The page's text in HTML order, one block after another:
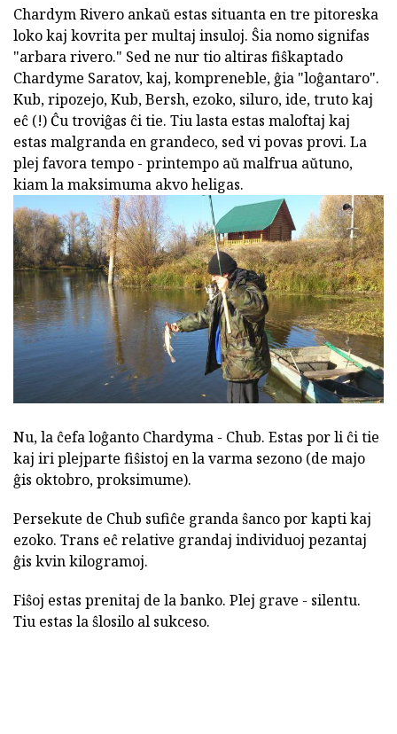
Chardym Rivero ankaŭ estas situanta en tre pitoreska
loko kaj kovrita per multaj insuloj. Ŝia nomo signifas
"arbara rivero." Sed ne nur tio altiras fiŝkaptado
Chardyme Saratov, kaj, kompreneble, ĝia "loĝantaro".
Kub, ripozejo, Kub, Bersh, ezoko, siluro, ide, truto kaj
eĉ (!) Ĉu troviĝas ĉi tie. Tiu lasta estas maloftaj kaj
estas malgranda en grandeco, sed vi povas provi. La
plej favora tempo - printempo aŭ malfrua aŭtuno,
kiam la maksimuma akvo heligas.
Nu, la ĉefa loĝanto Chardyma - Chub. Estas por li ĉi tie
kaj iri plejparte fiŝistoj en la varma sezono (de majo
ĝis oktobro, proksimume).
Persekute de Chub sufiĉe granda ŝanco por kapti kaj
ezoko. Trans eĉ relative grandaj individuoj pezantaj
ĝis kvin kilogramoj.
Fiŝoj estas prenitaj de la banko. Plej grave - silentu.
Tiu estas la ŝlosilo al sukceso.